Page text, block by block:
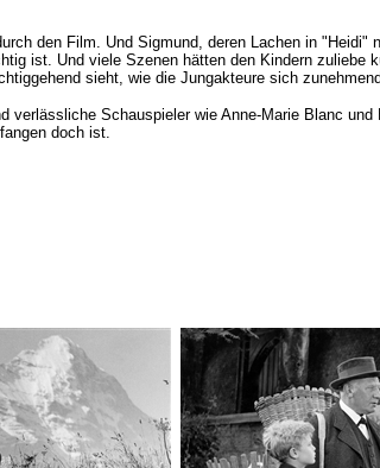
den Film. Und Sigmund, deren Lachen in
ist. Und viele Szenen hätten den Kindern
sieht, wie die Jungakteure sich
Schauspieler wie Anne-Marie Blanc
doch ist.